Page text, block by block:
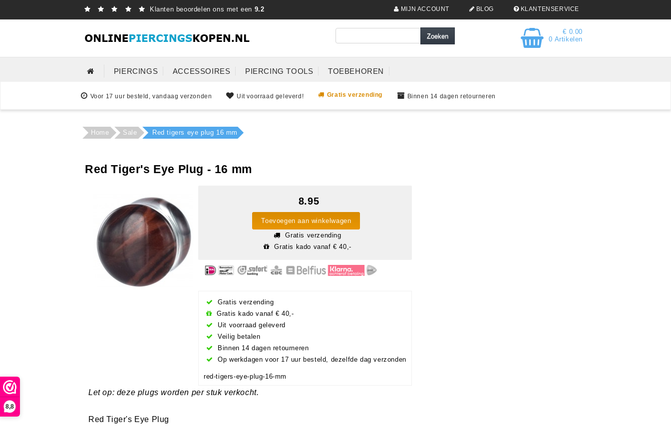
8,8
Klanten beoordelen ons met een 9.2 MIJN ACCOUNT BLOG KLANTENSERVICE
€ 0.00
0 Artikelen
PIERCINGS ACCESSOIRES PIERCING TOOLS TOEBEHOREN
Voor 17 uur besteld, vandaag verzonden Uit voorraad geleverd! Gratis verzending Binnen 14 dagen retourneren
Home Sale Red tigers eye plug 16 mm
Red Tiger's Eye Plug - 16 mm
8.95
Toevoegen aan winkelwagen
Gratis verzending
Gratis kado vanaf € 40,-
Gratis verzending
Gratis kado vanaf € 40,-
Uit voorraad geleverd
Veilig betalen
Binnen 14 dagen retourneren
Op werkdagen voor 17 uur besteld, dezelfde dag verzonden
red-tigers-eye-plug-16-mm
Let op: deze plugs worden per stuk verkocht.
Red Tiger's Eye Plug